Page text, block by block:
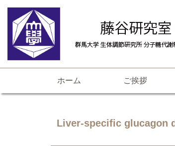
ホーム ご挨拶
Liver-specific glucagon